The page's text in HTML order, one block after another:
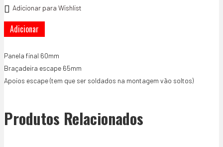
Adicionar para Wishlist
Quantidade
de
Escape
60mm
Adicionar
Panela final 60mm
Braçadeira escape 65mm
Apoios escape (tem que ser soldados na montagem vão soltos)
Produtos Relacionados